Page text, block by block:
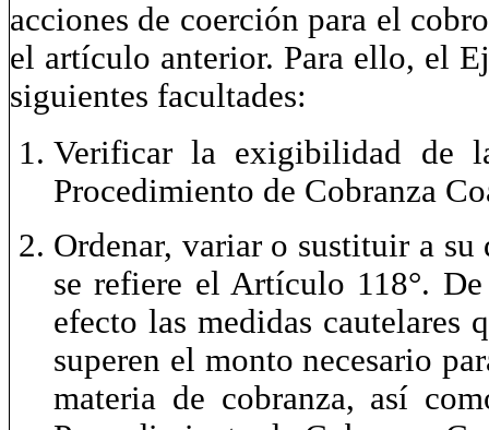
acciones de coerción para el
el artículo anterior. Para ello, el
siguientes facultades:
Verificar la exigibilidad de
Procedimiento de Cobranza
Ordenar, variar o sustituir a su
se refiere el Artículo 118°.
efecto las medidas cautelares
superen el monto necesario
materia de cobranza, así